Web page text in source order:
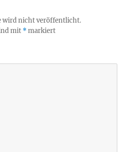
wird nicht veröffentlicht.
mit *markiert